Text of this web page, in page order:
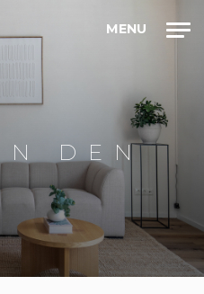
DEN